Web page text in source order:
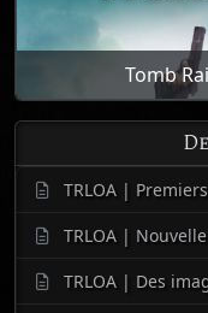
Tomb
TRLOA |
TRLOA |
TRLOA | Des